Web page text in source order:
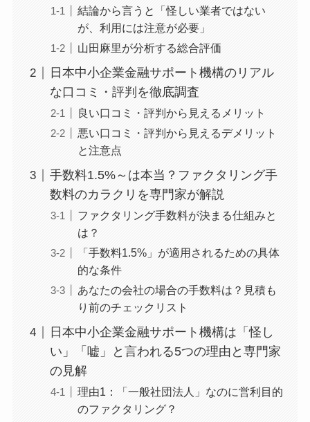
結論から言うと「怪しい業者ではない
が、利用には注意が必要」
山田麻里が分析する総合評価
日本中小企業金融サポート機構のリアル
な口コミ・評判を徹底調査
良い口コミ・評判から見えるメリット
悪い口コミ・評判から見えるデメリット
と注意点
手数料1.5%～は本当？ファクタリング手
数料のカラクリを専門家が解説
ファクタリング手数料が決まる仕組みと
は？
「手数料1.5%」が適用されるための具体
的な条件
あなたの会社の場合の手数料は？見積も
り前のチェックリスト
日本中小企業金融サポート機構は「怪し
い」「嘘」と言われる5つの理由と専門家
の見解
理由1：「一般社団法人」なのに営利目的
のファクタリング？